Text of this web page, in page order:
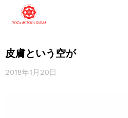
皮膚という空が
2018年1月20日